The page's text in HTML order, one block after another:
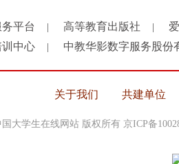
平台 高等教育出版社
中心 中教华影数字服务股份
关于我们 共建单位
大学生在线网站 版权所有 京ICP备